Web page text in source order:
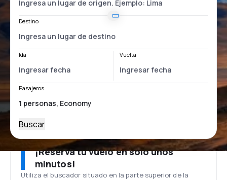
Destino
Ida Vuelta
Pasajeros
Buscar
¡Reserva tu vuelo en solo unos
minutos!
Utiliza el buscador situado en la parte superior de la